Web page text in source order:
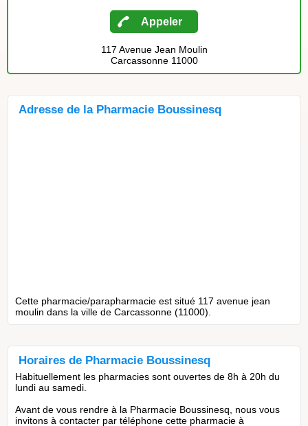
Appeler
117 Avenue Jean Moulin
Carcassonne 11000
Adresse de la Pharmacie Boussinesq
Cette pharmacie/parapharmacie est situé 117 avenue jean
moulin dans la ville de Carcassonne (11000).
Horaires de Pharmacie Boussinesq
Habituellement les pharmacies sont ouvertes de 8h à 20h du
lundi au samedi.
Avant de vous rendre à la Pharmacie Boussinesq, nous vous
invitons à contacter par téléphone cette pharmacie à